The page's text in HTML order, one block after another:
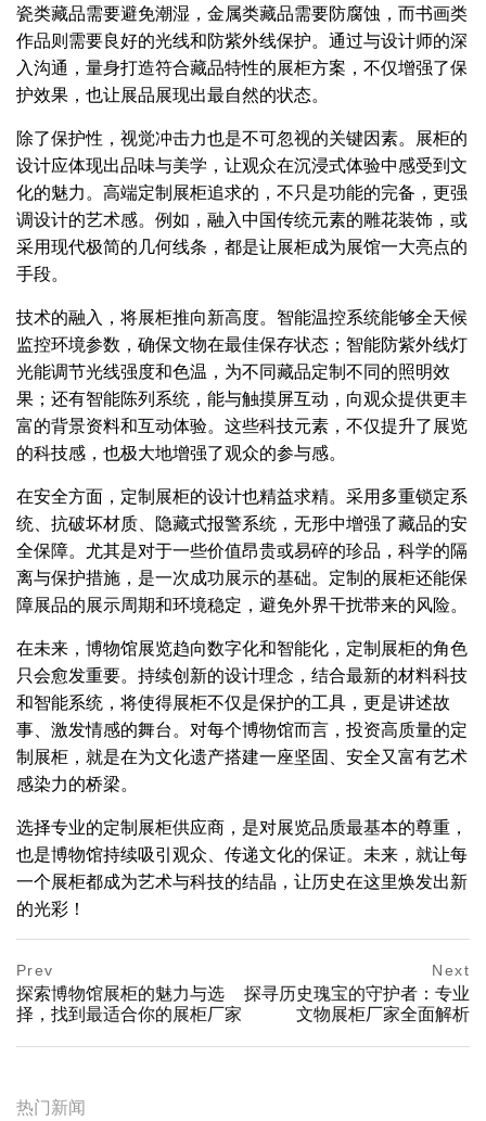
瓷类藏品需要避免潮湿，金属类藏品需要防腐蚀，而书画类
作品则需要良好的光线和防紫外线保护。通过与设计师的深
入沟通，量身打造符合藏品特性的展柜方案，不仅增强了保
护效果，也让展品展现出最自然的状态。
除了保护性，视觉冲击力也是不可忽视的关键因素。展柜的
设计应体现出品味与美学，让观众在沉浸式体验中感受到文
化的魅力。高端定制展柜追求的，不只是功能的完备，更强
调设计的艺术感。例如，融入中国传统元素的雕花装饰，或
采用现代极简的几何线条，都是让展柜成为展馆一大亮点的
手段。
技术的融入，将展柜推向新高度。智能温控系统能够全天候
监控环境参数，确保文物在最佳保存状态；智能防紫外线灯
光能调节光线强度和色温，为不同藏品定制不同的照明效
果；还有智能陈列系统，能与触摸屏互动，向观众提供更丰
富的背景资料和互动体验。这些科技元素，不仅提升了展览
的科技感，也极大地增强了观众的参与感。
在安全方面，定制展柜的设计也精益求精。采用多重锁定系
统、抗破坏材质、隐藏式报警系统，无形中增强了藏品的安
全保障。尤其是对于一些价值昂贵或易碎的珍品，科学的隔
离与保护措施，是一次成功展示的基础。定制的展柜还能保
障展品的展示周期和环境稳定，避免外界干扰带来的风险。
在未来，博物馆展览趋向数字化和智能化，定制展柜的角色
只会愈发重要。持续创新的设计理念，结合最新的材料科技
和智能系统，将使得展柜不仅是保护的工具，更是讲述故
事、激发情感的舞台。对每个博物馆而言，投资高质量的定
制展柜，就是在为文化遗产搭建一座坚固、安全又富有艺术
感染力的桥梁。
选择专业的定制展柜供应商，是对展览品质最基本的尊重，
也是博物馆持续吸引观众、传递文化的保证。未来，就让每
一个展柜都成为艺术与科技的结晶，让历史在这里焕发出新
的光彩！
Post
navigation
Prev
postPrevious
page
探索博物馆展柜的魅力与选
择，找到最适合你的展柜厂家
Next
探寻历史瑰宝的守护者：专业
文物展柜厂家全面解析
寻
热门新闻